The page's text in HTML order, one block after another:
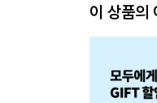
이 상품의